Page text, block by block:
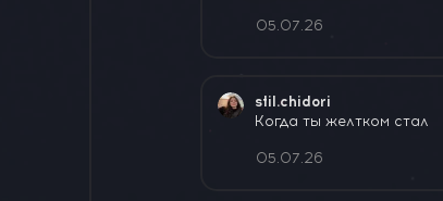
05.07.26
stil.chidori
Когда ты желтком стал
05.07.26